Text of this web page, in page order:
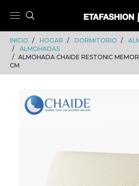
INICIO HOGAR DORMITORIO
ALMOHADAS
ALMOHADA CHAIDE RESTONIC
CM